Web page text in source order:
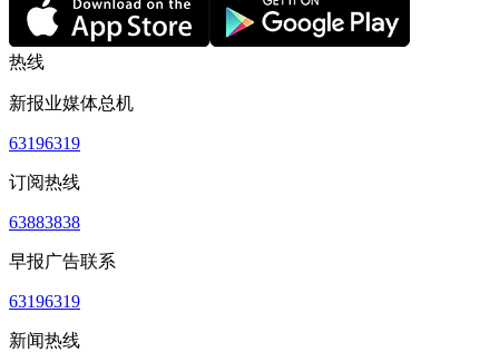
热线
新报业媒体总机
63196319
订阅热线
63883838
早报广告联系
63196319
新闻热线